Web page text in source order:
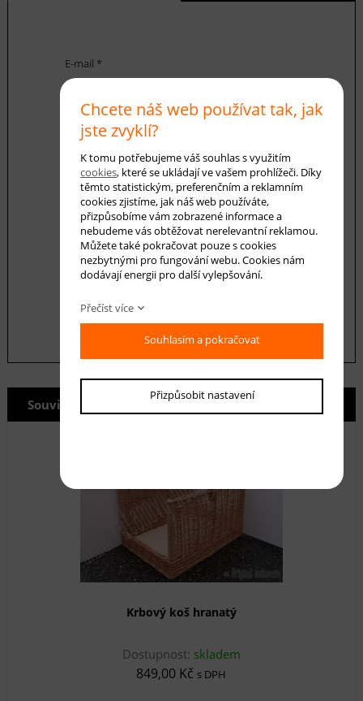
E-mail *
Váš dotaz
Souhlasím se zásadami ochranyosobních
údajů
Související produkty
Krbový koš hranatý
Dostupnost: skladem
849,00 Kč s DPH
Chcete náš web používat tak, jak
jste zvyklí?
K tomu potřebujeme váš souhlas s využitím
cookies, které se ukládají ve vašem prohlížeči. Díky
těmto statistickým, preferenčním a reklamním
cookies zjistíme, jak náš web používáte,
přizpůsobíme vám zobrazené informace a
nebudeme vás obtěžovat nerelevantní reklamou.
Můžete také pokračovat pouze s cookies
nezbytnými pro fungování webu. Cookies nám
dodávají energii pro další vylepšování.
Přečíst více
Souhlasím a pokračovat
Přizpůsobit nastavení